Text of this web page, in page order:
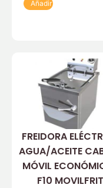
Añadir
FREIDORA
AGUA/ACEITE
MÓVIL
F10 MOVILFRIT